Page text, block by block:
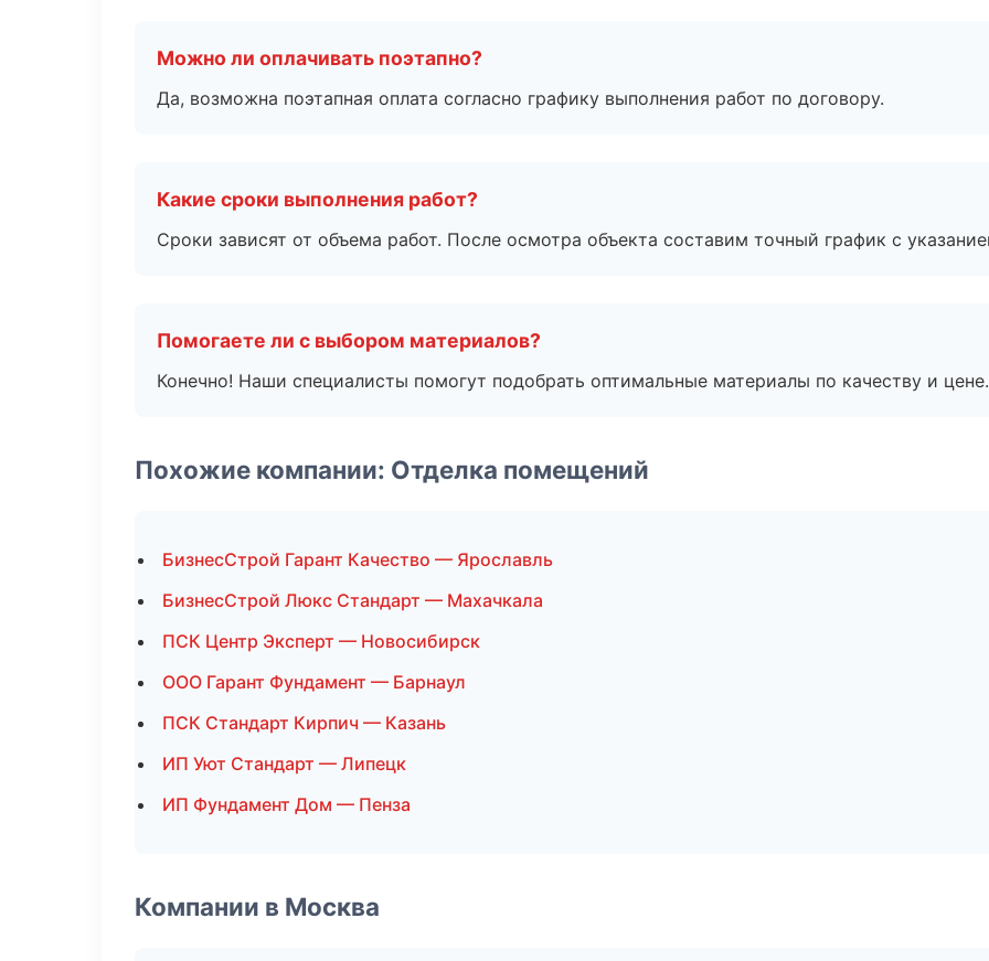
Можно ли оплачивать поэтапно?
Да, возможна поэтапная оплата согласно графику выполнения работ по договору.
Какие сроки выполнения работ?
Сроки зависят от объема работ. После осмотра объекта составим точный график с
Помогаете ли с выбором материалов?
Конечно! Наши специалисты помогут подобрать оптимальные материалы по качеству и цене.
Похожие компании: Отделка помещений
БизнесСтрой Гарант Качество — Ярославль
БизнесСтрой Люкс Стандарт — Махачкала
ПСК Центр Эксперт — Новосибирск
ООО Гарант Фундамент — Барнаул
ПСК Стандарт Кирпич — Казань
ИП Уют Стандарт — Липецк
ИП Фундамент Дом — Пенза
Компании в Москва